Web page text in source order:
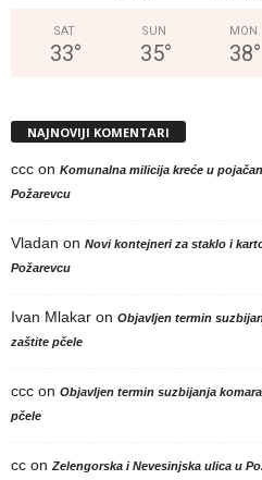
SAT
33°
SUN
35°
MON
38°
NAJNOVIJI KOMENTARI
ccc on Komunalna milicija kreće u
Požarevcu
Vladan on Novi kontejneri za staklo i
Požarevcu
Ivan Mlakar on Objavljen termin
zaštite pčele
ccc on Objavljen termin suzbijanja
pčele
cc on Zelengorska i Nevesinjska ulica u